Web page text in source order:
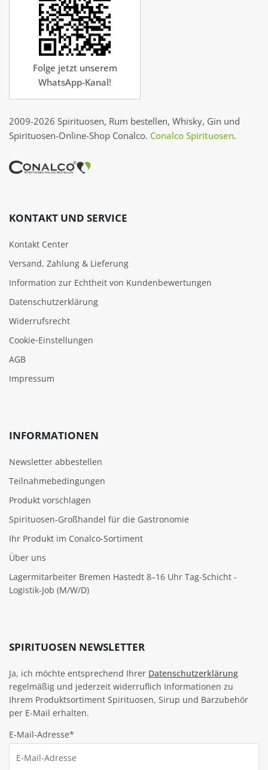
Folge jetzt unserem
WhatsApp-Kanal!
2009-2026 Spirituosen, Rum bestellen, Whisky, Gin und
Spirituosen-Online-Shop Conalco. Conalco Spirituosen.
KONTAKT UND SERVICE
Kontakt Center
Versand, Zahlung & Lieferung
Information zur Echtheit von Kundenbewertungen
Datenschutzerklärung
Widerrufsrecht
Cookie‑Einstellungen
AGB
Impressum
INFORMATIONEN
Newsletter abbestellen
Teilnahmebedingungen
Produkt vorschlagen
Spirituosen-Großhandel für die Gastronomie
Ihr Produkt im Conalco-Sortiment
Über uns
Lagermitarbeiter Bremen Hastedt 8–16 Uhr Tag-Schicht -
Logistik-Job (M/W/D)
SPIRITUOSEN NEWSLETTER
Ja, ich möchte entsprechend Ihrer Datenschutzerklärung
regelmäßig und jederzeit widerruflich Informationen zu
Ihrem Produktsortiment Spirituosen, Sirup und Barzubehör
per E-Mail erhalten.
E-Mail-Adresse*